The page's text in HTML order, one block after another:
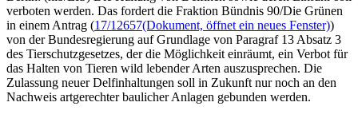
verboten werden. Das fordert die Fraktion Bündnis 90/Die Grünen
in einem Antrag (17/12657(Dokument, öffnet ein neues Fenster))
von der Bundesregierung auf Grundlage von Paragraf 13 Absatz 3
des Tierschutzgesetzes, der die Möglichkeit einräumt, ein Verbot für
das Halten von Tieren wild lebender Arten auszusprechen. Die
Zulassung neuer Delfinhaltungen soll in Zukunft nur noch an den
Nachweis artgerechter baulicher Anlagen gebunden werden.